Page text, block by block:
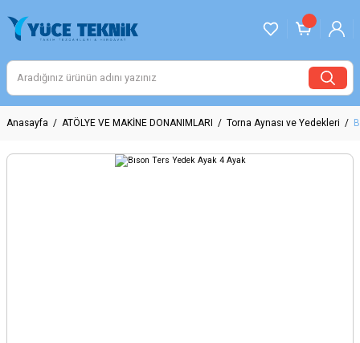
Anasayfa ATÖLYE VE MAKİNE DONANIMLARI Torna Aynası ve Yedekleri